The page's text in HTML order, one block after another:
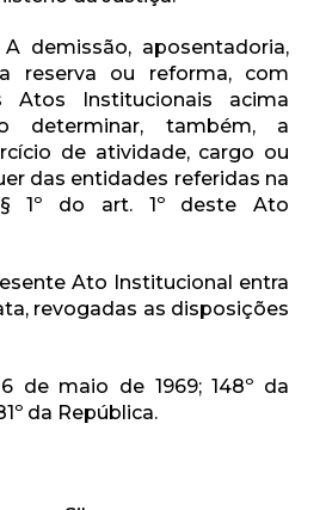
aposentadoria,
reserva ou reforma, com
Atos Institucionais acima
determinar, também, a
de atividade, cargo ou
das entidades referidas na
1º do art. 1º deste Ato
Ato Institucional entra
revogadas as disposições
maio de 1969; 148º da
da República.